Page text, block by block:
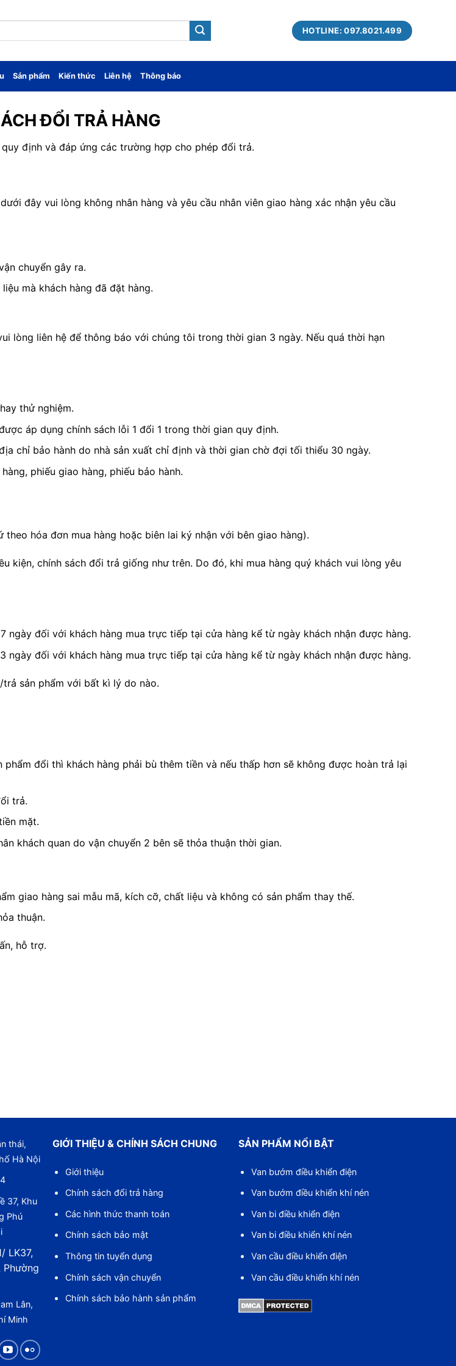
HOTLINE: 097.8021.499
Sản phẩm Kiến thức Liên hệ Thông báo
ĐỔI TRẢ HÀNG
định và đáp ứng các trường hợp cho phép đổi trả.
đây vui lòng không nhân hàng và yêu cầu nhân viên giao hàng xác nhận yêu cầu
chuyển gây ra.
mà khách hàng đã đặt hàng.
lòng liên hệ để thông báo với chúng tôi trong thời gian 3 ngày. Nếu quá thời hạn
thử nghiệm.
áp dụng chính sách lỗi 1 đổi 1 trong thời gian quy định.
chỉ bảo hành do nhà sản xuất chỉ định và thời gian chờ đợi tối thiểu 30 ngày.
phiếu giao hàng, phiếu bảo hành.
hóa đơn mua hàng hoặc biên lai ký nhận với bên giao hàng).
kiện, chính sách đổi trả giống như trên. Do đó, khi mua hàng quý khách vui lòng yêu
ngày đối với khách hàng mua trực tiếp tại cửa hàng kể từ ngày khách nhận được hàng.
ngày đối với khách hàng mua trực tiếp tại cửa hàng kể từ ngày khách nhận được hàng.
sản phẩm với bất kì lý do nào.
đổi thì khách hàng phải bù thêm tiền và nếu thấp hơn sẽ không được hoàn trả lại
trả.
mặt.
khách quan do vận chuyển 2 bên sẽ thỏa thuận thời gian.
giao hàng sai mẫu mã, kích cỡ, chất liệu và không có sản phẩm thay thế.
thuận.
hỗ trợ.
thái,
Hà Nội
37, Khu
Phú
LK37,
Phường
Lân,
Minh
GIỚI THIỆU & CHÍNH SÁCH CHUNG
Giới thiệu
Chính sách đổi trả hàng
Các hình thức thanh toán
Chính sách bảo mật
Thông tin tuyển dụng
Chính sách vận chuyển
Chính sách bảo hành sản phẩm
SẢN PHẨM NỔI BẬT
Van bướm điều khiển điện
Van bướm điều khiển khí nén
Van bi điều khiển điện
Van bi điều khiển khí nén
Van cầu điều khiển điện
Van cầu điều khiển khí nén